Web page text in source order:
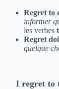
Regret to
informer
les verbes
Regret
quelque
I regret to